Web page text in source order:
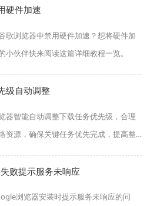
硬件加速
歌浏览器中禁用硬件加速？想将硬件加
小伙伴快来阅读这篇详细教程一览。
级自动调整
器智能自动调整下载任务优先级，合理
资源，确保关键任务优先完成，提高整
败提示服务未响应
浏览器安装时提示服务未响应的问